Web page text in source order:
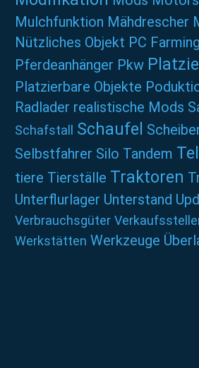
Mulchfunktion Mähdrescher
Nützliches Objekt PC Farming
Pferdeanhänger Pkw
Platzierbare Objekte
Radlader realistische Mods
Schafstall Schaufel
Selbstfahrer Silo Tandem
tiere Tierställe Traktoren
Unterflurlager Unterstand
Verbrauchsgüter
Werkstätten Werkzeuge